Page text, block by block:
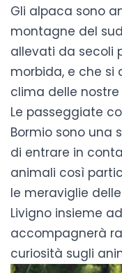
Gli alpaca sono
montagne del
allevati da secoli
morbida, e che
clima delle nostre
Le passeggiate
Bormio sono una
di entrare in
animali così
le meraviglie
Livigno insieme
accompagnerà
curiosità sugli